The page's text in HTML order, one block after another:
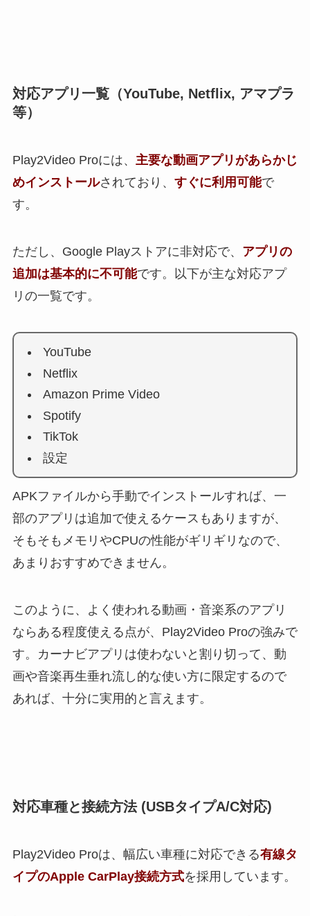
対応アプリ一覧（YouTube, Netflix, アマプラ
等）
Play2Video Proには、 主要な動画アプリがあらかじ
めインストールされており、 すぐに利用可能で
す。
ただし、Google Playストアに非対応で、 アプリの
追加は基本的に不可能です。以下が主な対応アプ
リの一覧です。
YouTube
Netflix
Amazon Prime Video
Spotify
TikTok
設定
APKファイルから手動でインストールすれば、一
部のアプリは追加で使えるケースもありますが、
そもそもメモリやCPUの性能がギリギリなので、
あまりおすすめできません。
このように、よく使われる動画・音楽系のアプリ
ならある程度使える点が、Play2Video Proの強みで
す。カーナビアプリは使わないと割り切って、動
画や音楽再生垂れ流し的な使い方に限定するので
あれば、十分に実用的と言えます。
対応車種と接続方法 (USBタイプA/C対応)
Play2Video Proは、幅広い車種に対応できる有線タ
イプのApple CarPlay接続方式を採用しています。